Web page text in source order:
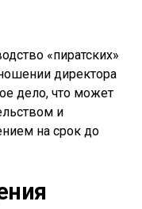
«пиратских»
директора
дело, что может
и
на срок до